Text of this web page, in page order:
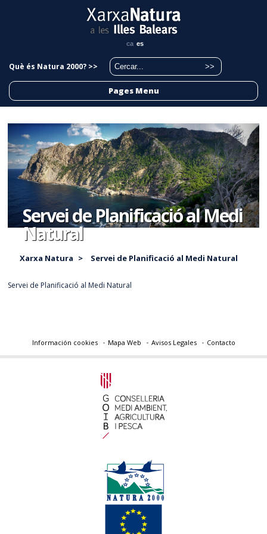
ca es
Què és Natura 2000? >>
Pages Menu
Servei de Planificació al Medi
Natural
Xarxa Natura > Servei de Planificació al Medi Natural
Servei de Planificació al Medi Natural
Información cookies Mapa Web Avisos Legales Contacto